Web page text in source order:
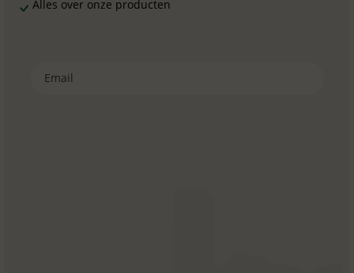
Alles over onze producten